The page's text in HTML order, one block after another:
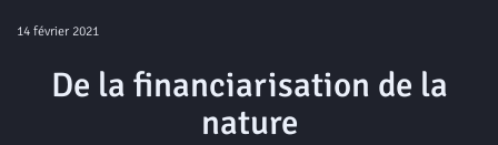
14 février 2021
De la financiarisation de la
nature